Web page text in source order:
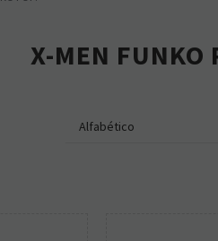
X-MEN FUNKO